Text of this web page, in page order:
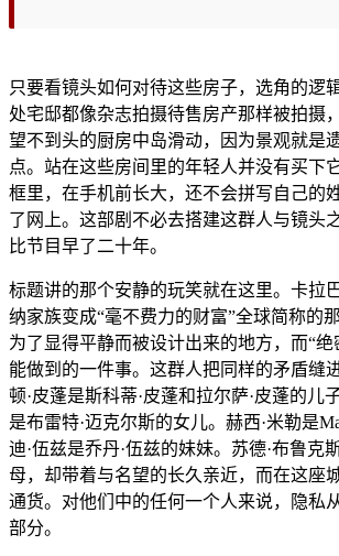
只要看镜头如何对待这些房子，选角的逻
处宅邸都像杂志拍摄待售房产那样被拍摄
望不到头的厨房中岛滑动，因为景观就是
点。站在这些房间里的年轻人并没有买下
框里，在手机前长大，还不会拼写自己的
了网上。这部剧不必去搭建这群人与镜头
比节目早了二十年。
标题讲的那个安静的玩笑就在这里。卡拉
纳家族变成“毫不费力的财富”全球简称的
为了显得平静而被设计出来的地方，而“
能做到的一件事。这群人把同样的矛盾缝
顿·皮蓬是斯科蒂·皮蓬和拉尔萨·皮蓬的儿
是布雷特·迈克尔斯的女儿。赫西·米勒是
迪·伍兹是乔丹·伍兹的妹妹。苏德·布鲁克
母，却带着与名望的长久亲近，而在这座
通货。对他们中的任何一个人来说，隐私
部分。